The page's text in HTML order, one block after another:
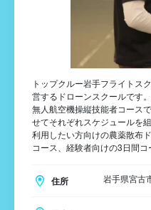
トップクルー岩手フライトス
営するドローンスクールです
無人航空機操縦技能者コース
せてそれぞれスケジュールを
利用したい方向けの農薬散布
コース、経験者向けの3日間コ
住所 岩手県宮古